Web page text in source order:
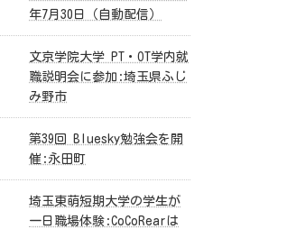
年7月30日（自動配信）
文京学院大学 PT・OT学内就
職説明会に参加:埼玉県ふじ
み野市
第39回 Bluesky勉強会を開
催:永田町
埼玉東萌短期大学の学生が
一日職場体験:CoCoRearは